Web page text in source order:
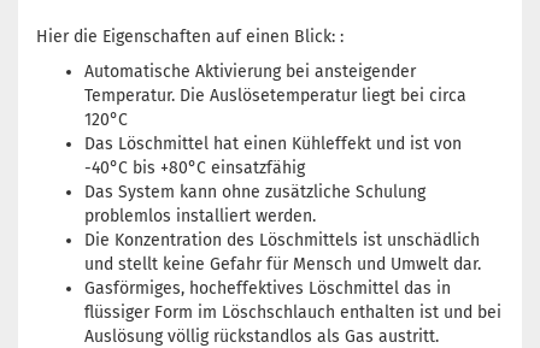
Hier die Eigenschaften auf einen Blick: :
Automatische Aktivierung bei ansteigender
Temperatur. Die Auslösetemperatur liegt bei circa
120°C
Das Löschmittel hat einen Kühleffekt und ist von
-40°C bis +80°C einsatzfähig
Das System kann ohne zusätzliche Schulung
problemlos installiert werden.
Die Konzentration des Löschmittels ist unschädlich
und stellt keine Gefahr für Mensch und Umwelt dar.
Gasförmiges, hocheffektives Löschmittel das in
flüssiger Form im Löschschlauch enthalten ist und bei
Auslösung völlig rückstandlos als Gas austritt.